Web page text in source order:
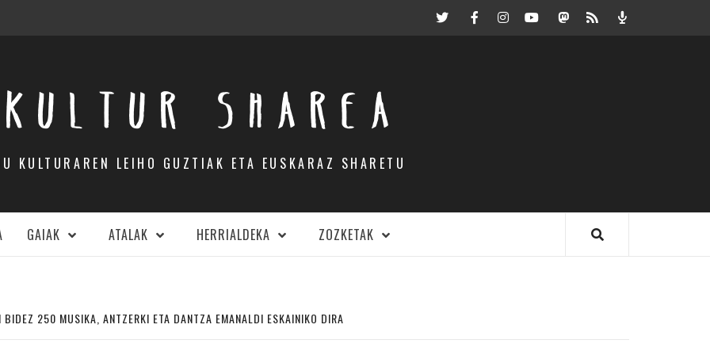
TwitterFacebookInstagramYoutubeMastodon.eus
RSS Podcast
KULTUR SHAREA
KULTURAREN LEIHO GUZTIAK ETA EUSKARAZ SHARETU
GAIAK ATALAK HERRIALDEKA ZOZKETAK
250 MUSIKA, ANTZERKI ETA DANTZA EMANALDI ESKAINIKO DIRA